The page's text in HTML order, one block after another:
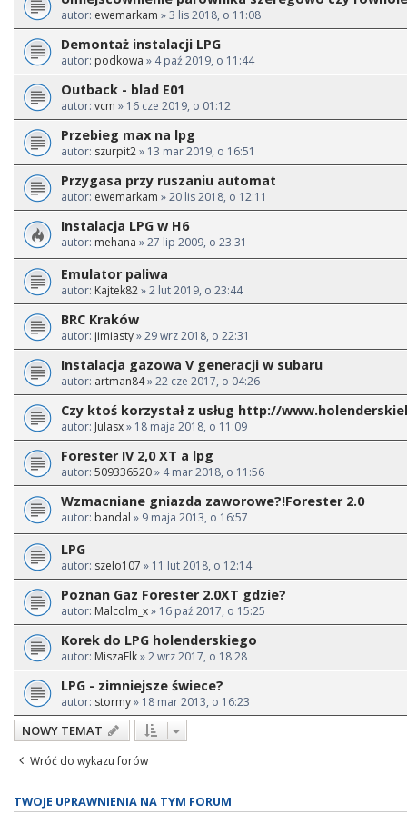
autor: ewemarkam » 3 lis 2018, o 11:08
Demontaż instalacji LPG
autor: podkowa » 4 paź 2019, o 11:44
Outback - blad E01
autor: vcm » 16 cze 2019, o 01:12
Przebieg max na lpg
autor: szurpit2» 13 mar 2019, o 16:51
Przygasa przy ruszaniu automat
autor: ewemarkam » 20 lis 2018, o 12:11
Instalacja LPG w H6
autor: mehana » 27 lip 2009, o 23:31
Emulator paliwa
autor: Kajtek82» 2 lut 2019, o 23:44
BRC Kraków
autor: jimiasty» 29 wrz 2018, o 22:31
Instalacja gazowa V generacji w subaru
autor: artman84» 22 cze 2017, o 04:26
Czy ktoś korzystał z usług http://
autor: Julasx» 18 maja 2018, o 11:09
Forester IV 2,0 XT a lpg
autor: 509336520» 4 mar 2018, o 11:56
Wzmacniane gniazda zaworowe?!Forester 2.0
autor: bandal » 9 maja 2013, o 16:57
LPG
autor: szelo107 » 11 lut 2018, o 12:14
Poznan Gaz Forester 2.0XT gdzie?
autor: Malcolm_x» 16 paź 2017, o 15:25
Korek do LPG holenderskiego
autor: MiszaElk» 2 wrz 2017, o 18:28
LPG - zimniejsze świece?
autor: stormy» 18 mar 2013, o 16:23
NOWY TEMAT
Wróć do wykazu forów
TWOJE UPRAWNIENIA NA TYM FORUM